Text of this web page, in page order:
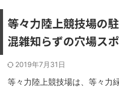
等々力陸上競技場の
混雑知らずの穴場ス
2019年7月31日
等々力陸上競技場は、等々力